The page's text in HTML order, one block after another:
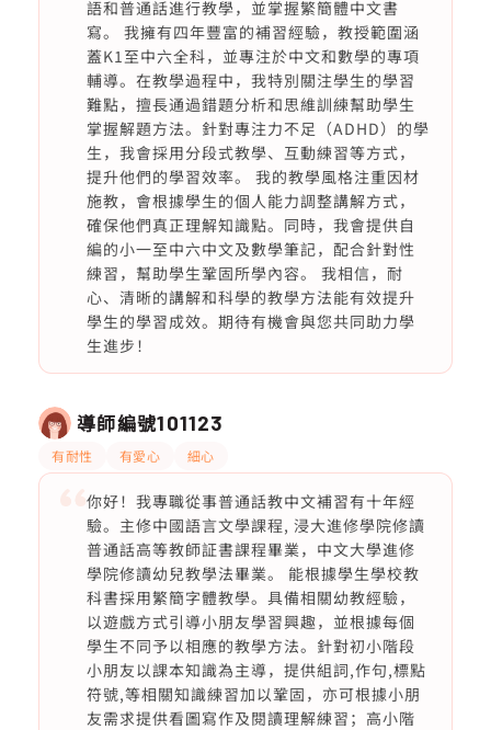
語和普通話進行教學，並掌握繁簡體中文書
寫。 我擁有四年豐富的補習經驗，教授範圍涵
蓋K1至中六全科，並專注於中文和數學的專項
輔導。在教學過程中，我特別關注學生的學習
難點，擅長通過錯題分析和思維訓練幫助學生
掌握解題方法。針對專注力不足（ADHD）的學
生，我會採用分段式教學、互動練習等方式，
提升他們的學習效率。 我的教學風格注重因材
施教，會根據學生的個人能力調整講解方式，
確保他們真正理解知識點。同時，我會提供自
編的小一至中六中文及數學筆記，配合針對性
練習，幫助學生鞏固所學內容。 我相信，耐
心、清晰的講解和科學的教學方法能有效提升
學生的學習成效。期待有機會與您共同助力學
生進步！
導師編號101123
有耐性 有愛心 細心
你好！我專職從事普通話教中文補習有十年經
驗。主修中國語言文學課程, 浸大進修學院修讀
普通話高等教師証書課程畢業，中文大學進修
學院修讀幼兒教學法畢業。 能根據學生學校教
科書採用繁簡字體教學。具備相關幼教經驗，
以遊戲方式引導小朋友學習興趣，並根據每個
學生不同予以相應的教學方法。針對初小階段
小朋友以課本知識為主導，提供組詞,作句,標點
符號,等相關知識練習加以鞏固，亦可根據小朋
友需求提供看圖寫作及閱讀理解練習；高小階